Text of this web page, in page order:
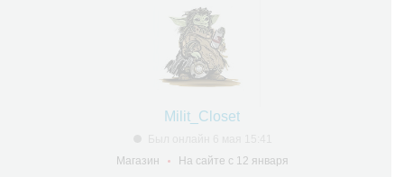
Milit_Closet
Магазин
На сайте с 12 января